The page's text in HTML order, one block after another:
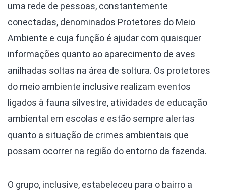
uma rede de pessoas, constantemente
conectadas, denominados Protetores do Meio
Ambiente e cuja função é ajudar com quaisquer
informações quanto ao aparecimento de aves
anilhadas soltas na área de soltura. Os protetores
do meio ambiente inclusive realizam eventos
ligados à fauna silvestre, atividades de educação
ambiental em escolas e estão sempre alertas
quanto a situação de crimes ambientais que
possam ocorrer na região do entorno da fazenda.
O grupo, inclusive, estabeleceu para o bairro a